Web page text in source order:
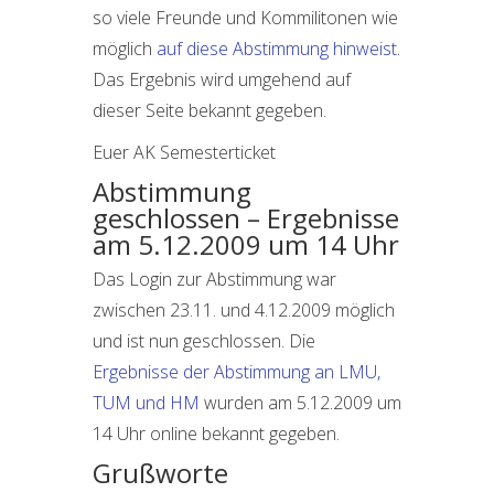
so viele Freunde und Kommilitonen wie
möglich auf diese Abstimmung hinweist.
Das Ergebnis wird umgehend auf
dieser Seite bekannt gegeben.
Euer AK Semesterticket
Abstimmung
geschlossen – Ergebnisse
am 5.12.2009 um 14 Uhr
Das Login zur Abstimmung war
zwischen 23.11. und 4.12.2009 möglich
und ist nun geschlossen. Die
Ergebnisse der Abstimmung an LMU,
TUM und HM wurden am 5.12.2009 um
14 Uhr online bekannt gegeben.
Grußworte